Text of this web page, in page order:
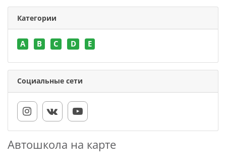
Категории
A B C D E
Социальные сети
Автошкола на карте